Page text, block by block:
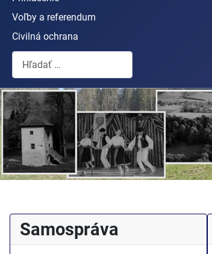
Voľby a referendum
Civilná ochrana
Hľadať...
Samospráva